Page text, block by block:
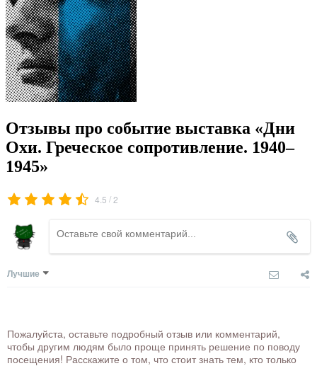
Отзывы про событие выставка «Дни
Охи. Греческое сопротивление. 1940–
1945»
4.5 /2
Лучшие
Пожалуйста, оставьте подробный отзыв или комментарий,
чтобы другим людям было проще принять решение по поводу
посещения! Расскажите о том, что стоит знать тем, кто только